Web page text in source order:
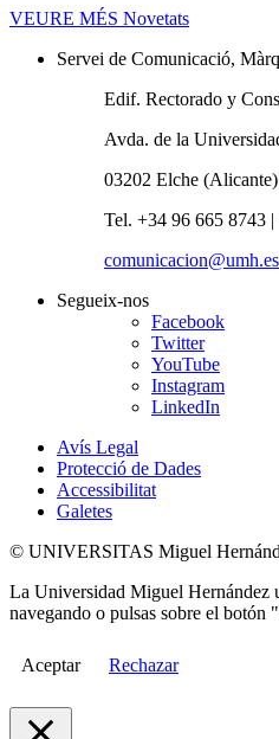
VEURE MÉS Novetats
Servei de Comunicació,
Edif. Rectorado y
Avda. de la
03202 Elche (Alicante)
Tel. +34 96 665 8743
comunicacion@umh.es
Segueix-nos
Facebook
Twitter
YouTube
Instagram
LinkedIn
Avís Legal
Protecció de Dades
Accessibilitat
Galetes
© UNIVERSITAS Miguel
La Universidad Miguel Hernández
navegando o pulsas sobre el botón
Aceptar Rechazar